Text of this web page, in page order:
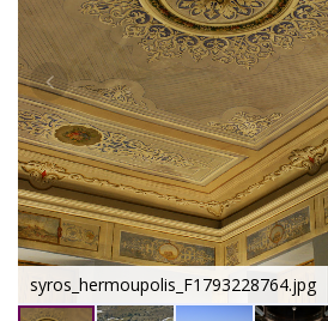
syros_hermoupolis_F1793228764.jpg